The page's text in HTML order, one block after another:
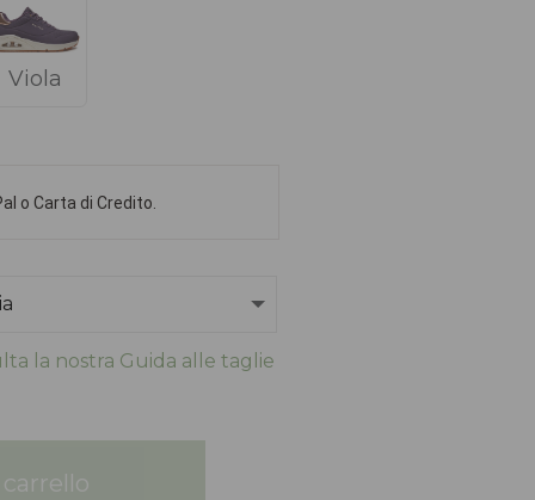
Viola
o Carta di Credito.
la nostra Guida alle taglie